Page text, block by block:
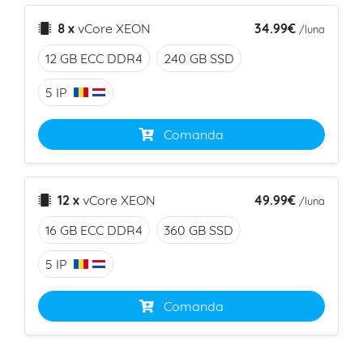
8 x vCore XEON 34.99€ /luna
12 GB ECC DDR4 240 GB SSD
5 IP
Comanda
12 x vCore XEON 49.99€ /luna
16 GB ECC DDR4 360 GB SSD
5 IP
Comanda